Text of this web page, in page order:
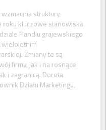
struktury
roku kluczowe stanowiska
Handlu grajewskiego
Zmiany te są
firmy, jak i na rosnące
i zagranicą. Dorota
Działu Marketingu,